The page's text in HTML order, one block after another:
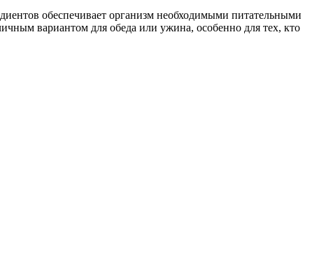
обеспечивает организм необходимыми питательными
вариантом для обеда или ужина, особенно для тех, кто